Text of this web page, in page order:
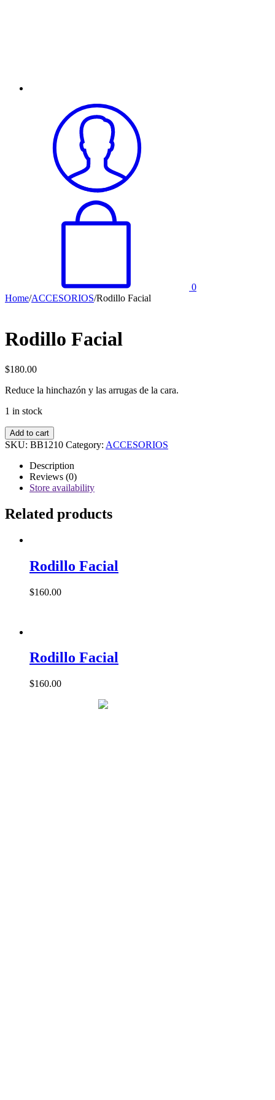
0
Home/ACCESORIOS/Rodillo Facial
Rodillo Facial
$180.00
Reduce la hinchazón y las arrugas de la cara.
1 in stock
Rodillo
Facial
Add to cart
SKU: BB1210 Category: ACCESORIOS
Description
Reviews (0)
Store availability
Related products
Rodillo Facial
$160.00
Rodillo Facial
$160.00